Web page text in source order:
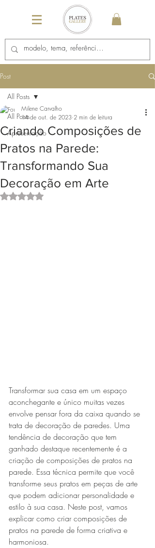
Post
All Posts
Apresentação
All Posts
Criando Composições de
Pratos na Parede:
Transformando Sua
Decoração em Arte
Milene Carvalho
14 de out. de 2023 2 min de leitura
Avaliado com NaN de 5 estrelas.
Transformar sua casa em um espaço
aconchegante e único muitas vezes
envolve pensar fora da caixa quando se
trata de decoração de paredes. Uma
tendência de decoração que tem
ganhado destaque recentemente é a
criação de composições de pratos na
parede. Essa técnica permite que você
transforme seus pratos em peças de arte
que podem adicionar personalidade e
estilo à sua casa. Neste post, vamos
explicar como criar composições de
pratos na parede de forma criativa e
harmoniosa.